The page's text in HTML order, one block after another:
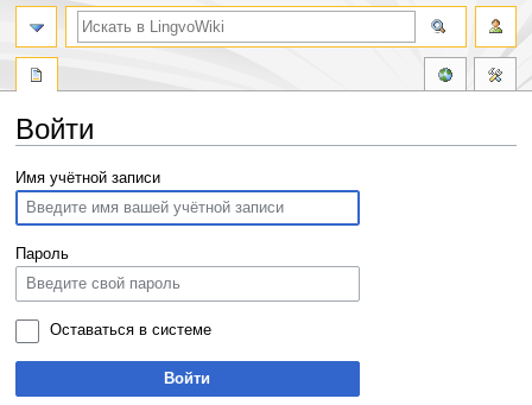
Войти
Перейти
навигации
Перейти
поиску
Имя учётной записи
Пароль
Оставаться в системе
Войти